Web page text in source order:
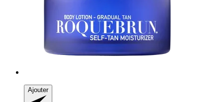
Ajouter